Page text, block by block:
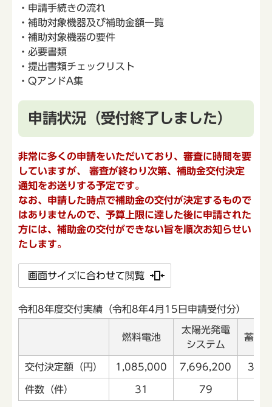
・申請手続きの流れ
・補助対象機器及び補助金額一覧
・補助対象機器の要件
・必要書類
・提出書類チェックリスト
・QアンドA集
申請状況（受付終了しました）
非常に多くの申請をいただいており、審査に時間を要
していますが、 審査が終わり次第、補助金交付決定
通知をお送りする予定です。
なお、申請した時点で補助金の交付が決定するもので
はありませんので、予算上限に達した後に申請された
方には、補助金の交付ができない旨を順次お知らせい
たします。
画面サイズに合わせて閲覧
令和8年度交付実績（令和8年4月15日申請受付分）
燃料電池
太陽光発電
システム
蓄電
交付決定額（円） 1,085,000 7,696,200
件数（件） 31 79